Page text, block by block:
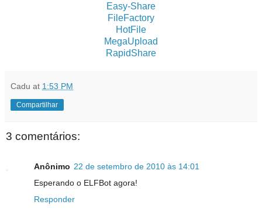
Easy-Share
FileFactory
HotFile
MegaUpload
RapidShare
Cadu at 1:53 PM
Compartilhar
3 comentários:
Anônimo 22 de setembro de 2010 às 14:01
Esperando o ELFBot agora!
Responder